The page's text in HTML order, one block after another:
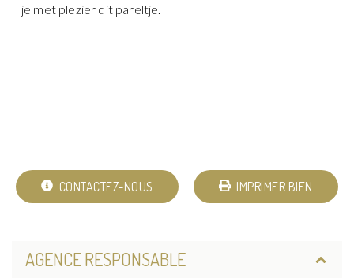
je met plezier dit pareltje.
CONTACTEZ-NOUS IMPRIMER BIEN
AGENCE RESPONSABLE